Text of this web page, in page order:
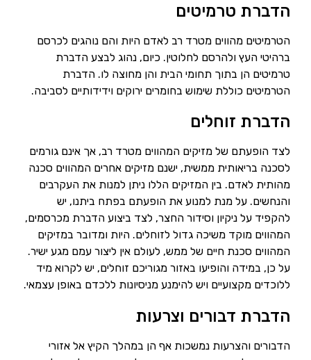
הדברת טרמיטים
הטרמיטים מהווים מטרד רב לאדם היות והם נוהגים לכרסם
ברהיטי העץ ולהרסם לחלוטין. כיום, נהוג לבצע הדברת
טרמיטים הן בתוך תחומי הבית והן מחוצה לו. הדברת
הטרמיטים כוללת שימוש בחומרים ירוקים וידידותיים לסביבה.
הדברת זוחלים
לצד הופעתם של מזיקים המהווים מטרד רב, אך אינם גורמים
לסכנה בריאותית ממשית, ישנם מזיקים אחרים המהווים סכנה
מהותית לאדם. בין המזיקים הללו ניתן למנות את העקרבים
והנחשים. על מנת למנוע את הופעתם בפתח ביתנו, יש
להקפיד על ניקיון וסידור החצר, לצד ביצוע הדברת מכרסמים,
המהווים מוקד משיכה גדול לזוחלים. היות ומדובר במזיקים
המהווים סכנת חיים של ממש, לעולם אין ליצור עמם מגע ישיר.
על כן, במידה והופיעו באזור מגוריכם זוחלים, יש לקרוא מיד
ללוכדים מקצועיים ויש להימנע מניסיונות ללכדם באופן עצמאי.
הדברת דבורים וצרעות
הדבורים והצרעות נמשכות אף הן במהלך הקיץ אל אזורי